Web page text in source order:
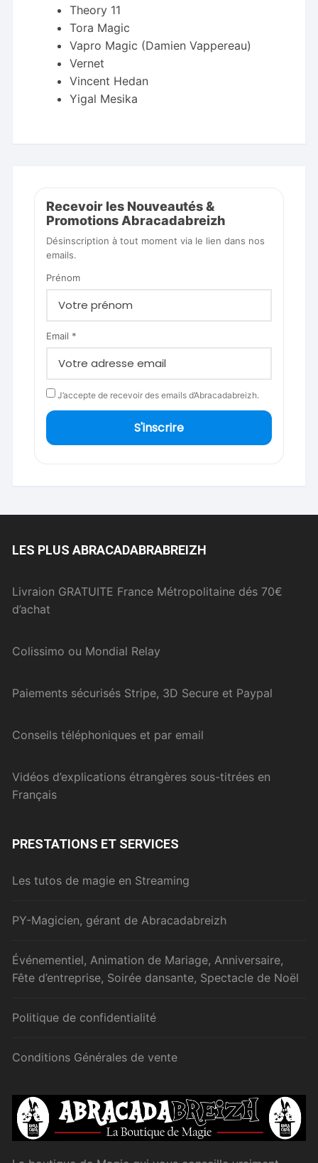
Theory 11
Tora Magic
Vapro Magic (Damien Vappereau)
Vernet
Vincent Hedan
Yigal Mesika
Recevoir les Nouveautés &
Promotions Abracadabreizh
Désinscription à tout moment via le lien dans nos
emails.
Prénom
Email *
J’accepte de recevoir des emails d’Abracadabreizh.
S'inscrire
LES PLUS ABRACADABRABREIZH
Livraion GRATUITE France Métropolitaine dés 70€
d’achat
Colissimo ou Mondial Relay
Paiements sécurisés Stripe, 3D Secure et Paypal
Conseils téléphoniques et par email
Vidéos d’explications étrangères sous-titrées en
Français
PRESTATIONS ET SERVICES
Les tutos de magie en Streaming
PY-Magicien, gérant de Abracadabreizh
Événementiel, Animation de Mariage, Anniversaire,
Fête d’entreprise, Soirée dansante, Spectacle de Noël
Politique de confidentialité
Conditions Générales de vente